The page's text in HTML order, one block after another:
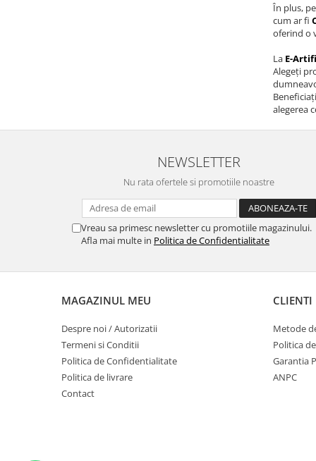
În plus,
cum ar fi
oferind o
La E-
Alegeți
alegerea
NEWSLETTER
Nu rata ofertele si promotiile noastre
Vreau sa primesc newsletter cu promotiile magazinului.
Afla mai multe in Politica de Confidentialitate
MAGAZINUL MEU
Despre noi / Autorizatii
Termeni si Conditii
Politica de Confidentialitate
Politica de livrare
Contact
CLIENTI
Metode
Politica
Garantia
ANPC